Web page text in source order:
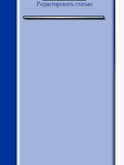
Редактировать статью